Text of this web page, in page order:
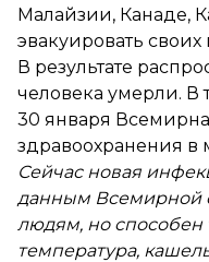
Малайзии, Канаде,
эвакуировать
В результате
человека умерли. В
30 января
здравоохранения в
Сейчас новая
данным Всемирной
людям, но способен
температура,